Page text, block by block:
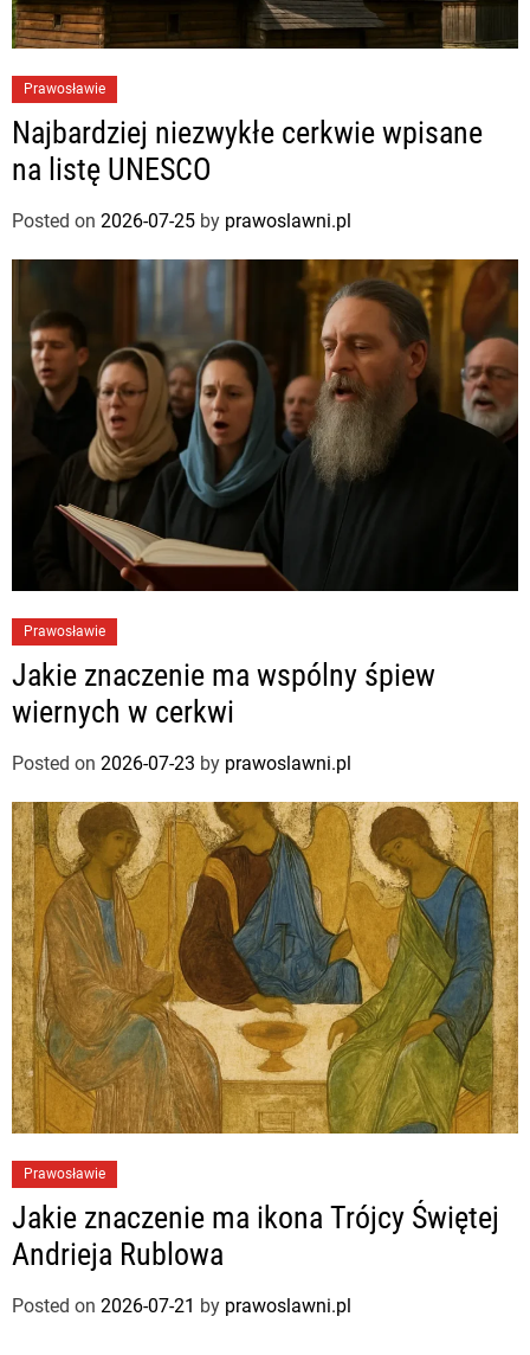
Prawosławie
Najbardziej niezwykłe cerkwie wpisane
na listę UNESCO
Posted on 2026-07-25 by prawoslawni.pl
Prawosławie
Jakie znaczenie ma wspólny śpiew
wiernych w cerkwi
Posted on 2026-07-23 by prawoslawni.pl
Prawosławie
Jakie znaczenie ma ikona Trójcy Świętej
Andrieja Rublowa
Posted on 2026-07-21 by prawoslawni.pl